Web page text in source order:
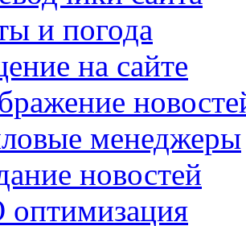
и погода
на сайте
менеджеры
новостей
оптимизация